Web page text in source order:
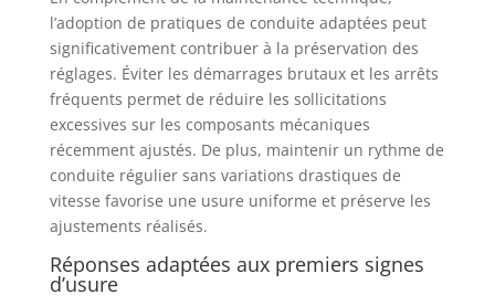
l’adoption de pratiques de conduite adaptées peut
significativement contribuer à la préservation des
réglages. Éviter les démarrages brutaux et les arrêts
fréquents permet de réduire les sollicitations
excessives sur les composants mécaniques
récemment ajustés. De plus, maintenir un rythme de
conduite régulier sans variations drastiques de
vitesse favorise une usure uniforme et préserve les
ajustements réalisés.
Réponses adaptées aux premiers signes
d’usure